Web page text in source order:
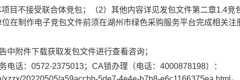
项目不接受联合体竞包；（2）其他内容详见发包文件第二章1.4竞
在制作电子竞包文件前须在湖州市绿色采购服务平台完成相关注
中附件下载获取发包文件进行查看咨询；
电话：0572-2375013；CA锁办理（电话：4000878198）：